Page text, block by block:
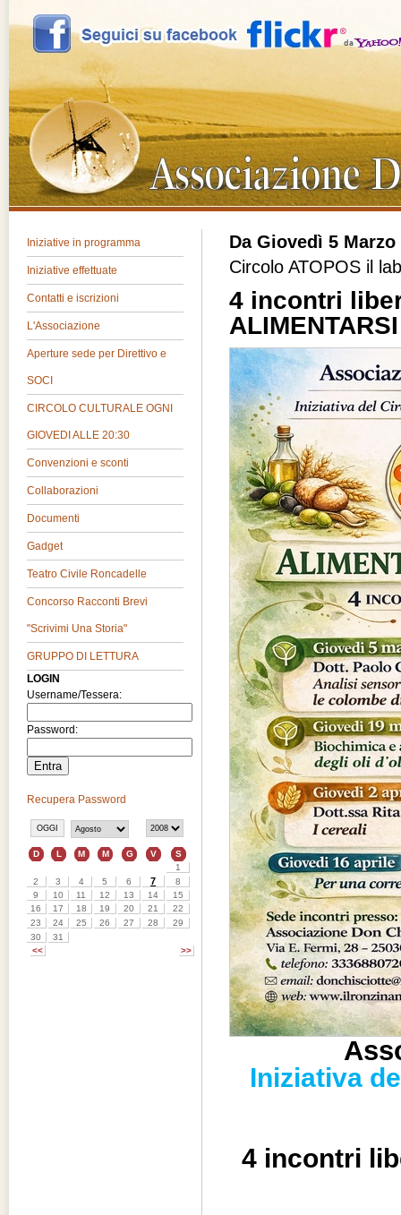
Iniziative in programma
Iniziative effettuate
Contatti e iscrizioni
L'Associazione
Aperture sede per Direttivo e
SOCI
CIRCOLO CULTURALE OGNI
GIOVEDI ALLE 20:30
Convenzioni e sconti
Collaborazioni
Documenti
Gadget
Teatro Civile Roncadelle
Concorso Racconti Brevi
"Scrivimi Una Storia"
GRUPPO DI LETTURA
LOGIN
Username/Tessera:
Password:
Recupera Password
Da Giovedì 5
Circolo ATOPOS il
4 incontri
Iniziativa
4 incontri